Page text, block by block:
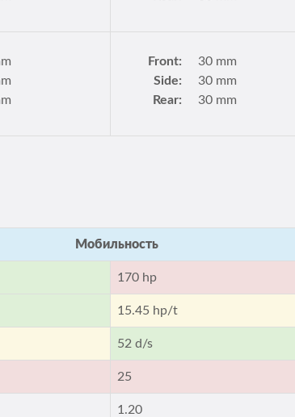
Front:
30 mm
Side:
30 mm
Rear:
30 mm
Мобильность
170 hp
15.45 hp/t
52 d/s
25
1.20